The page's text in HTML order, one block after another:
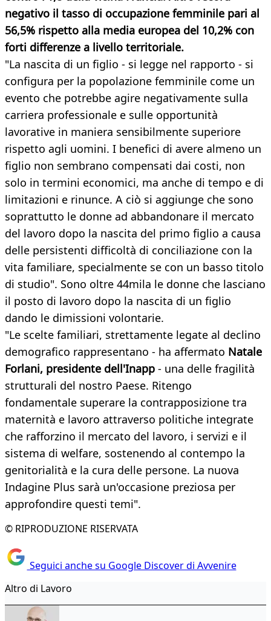
negativo il tasso di occupazione femminile pari al
56,5% rispetto alla media europea del 10,2% con
forti differenze a livello territoriale.
"La nascita di un figlio - si legge nel rapporto - si
configura per la popolazione femminile come un
evento che potrebbe agire negativamente sulla
carriera professionale e sulle opportunità
lavorative in maniera sensibilmente superiore
rispetto agli uomini. I benefici di avere almeno un
figlio non sembrano compensati dai costi, non
solo in termini economici, ma anche di tempo e di
limitazioni e rinunce. A ciò si aggiunge che sono
soprattutto le donne ad abbandonare il mercato
del lavoro dopo la nascita del primo figlio a causa
delle persistenti difficoltà di conciliazione con la
vita familiare, specialmente se con un basso titolo
di studio". Sono oltre 44mila le donne che lasciano
il posto di lavoro dopo la nascita di un figlio
dando le dimissioni volontarie.
"Le scelte familiari, strettamente legate al declino
demografico rappresentano - ha affermato Natale
Forlani, presidente dell'Inapp - una delle fragilità
strutturali del nostro Paese. Ritengo
fondamentale superare la contrapposizione tra
maternità e lavoro attraverso politiche integrate
che rafforzino il mercato del lavoro, i servizi e il
sistema di welfare, sostenendo al contempo la
genitorialità e la cura delle persone. La nuova
Indagine Plus sarà un'occasione preziosa per
approfondire questi temi".
© RIPRODUZIONE RISERVATA
Seguici anche su Google Discover di Avvenire
Altro di Lavoro